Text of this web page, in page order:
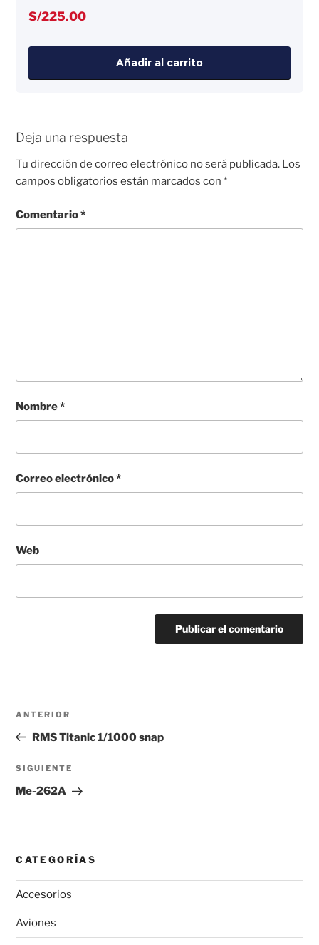
S/225.00
Añadir al carrito
Deja una respuesta
Tu dirección de correo electrónico no será publicada. Los
campos obligatorios están marcados con*
Comentario*
Nombre*
Correo electrónico*
Web
entradas
Entrada
anterior:
ANTERIOR
RMS Titanic 1/1000 snap
Siguiente
entrada
SIGUIENTE
Me-262A
CATEGORÍAS
Accesorios
Aviones